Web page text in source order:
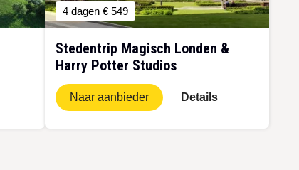
4 dagen € 549
Stedentrip Magisch Londen &
Harry Potter Studios
Naar aanbieder Details